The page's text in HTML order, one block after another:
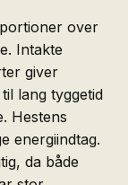
over
Intakte
giver
lang tyggetid
Hestens
energiindtag.
da både